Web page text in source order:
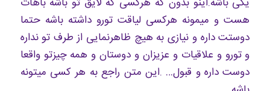
هست و میمونه هرکسی لیاقت تورو داشته باشه حتما
دوستت داره و نیازی به هیچ ظاهرنمایی از طرف تو نداره
و تورو و علاقیات و عزیزان و دوستان و همه چیزتو واقعا
دوست داره و قبول… .این متن راجع به هر کسی میتونه